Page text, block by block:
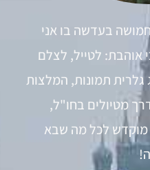
בעדשה בו אני
אוהבת: לטייל, לצלם
גלרית תמונות, המלצות
מטיולים בחו"ל,
מוקדש לכל מה שבא